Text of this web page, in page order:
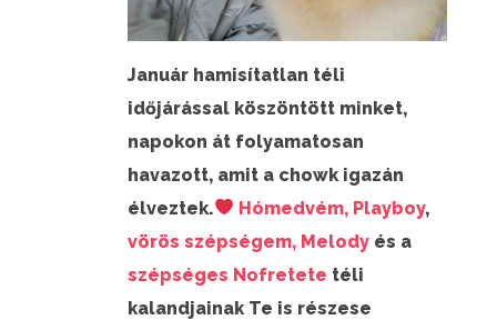
Január hamisítatlan téli
időjárással köszöntött minket,
napokon át folyamatosan
havazott, amit a chowk igazán
élveztek.
Hómedvém, Playboy,
vörös szépségem, Melody és a
szépséges Nofretete téli
kalandjainak Te is részese